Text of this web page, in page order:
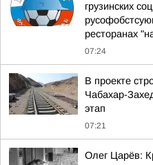
грузинских
ресторанах
07:24
В проекте
Чабахар-
этап
07:21
Олег Царёв: